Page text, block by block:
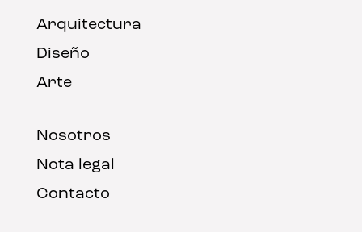
Arquitectura
Diseño
Arte
Nosotros
Nota legal
Contacto